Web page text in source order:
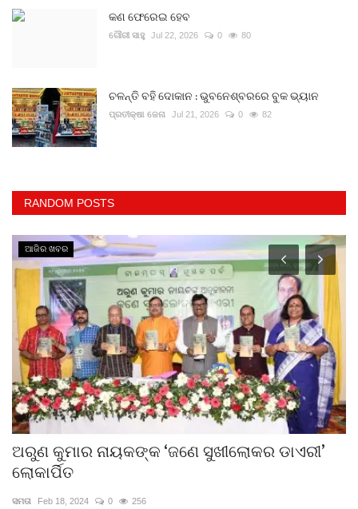
କଣ ଫେରେଇ ହେବ
ଗୌରୀ ସାହୁ Jul 22, 2026 0 80
ଚଳନ୍ତି ବହି ଦୋକାନ : ଭୁବନେଶ୍ବରରେ ବୁକ ଭ୍ୟାନ
ପ୍ରତୀକ୍ଷା ଜେନା Jul 21, 2026 0 82
RANDOM POSTS
ଆଜିର ଖବର
ଅରୁଣ କୁମାର ନାୟକଙ୍କ ‘ଜଣେ ସୁଖୀଲୋକର ଡାଏରୀ’
ଲୋକାର୍ପିତ
ସମତା Feb 18, 2024 0 256